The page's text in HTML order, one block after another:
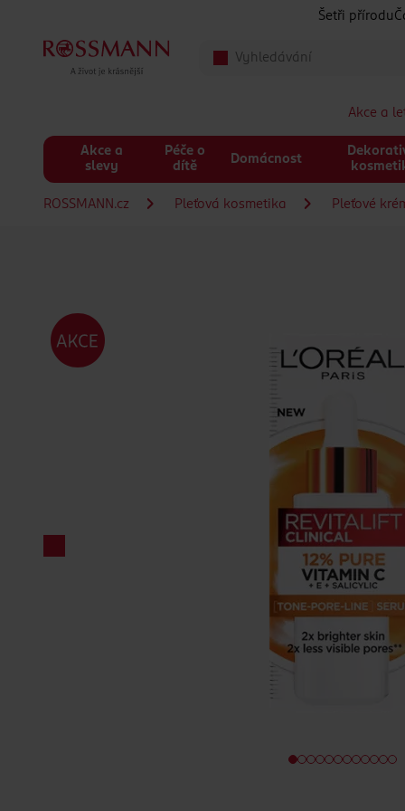
Šetři přírodu
Akce a
Akce a
slevy
Péče o
dítě
Domácnost
ROSSMANN.cz Pleťová kosmetika Pleťové